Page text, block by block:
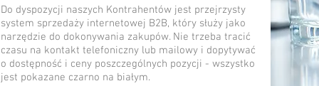
Do dyspozycji naszych Kontrahentów jest przejrzysty
system sprzedaży internetowej B2B, który służy jako
narzędzie do dokonywania zakupów. Nie trzeba tracić
czasu na kontakt telefoniczny lub mailowy i dopytywać
o dostępność i ceny poszczególnych pozycji - wszystko
jest pokazane czarno na białym.